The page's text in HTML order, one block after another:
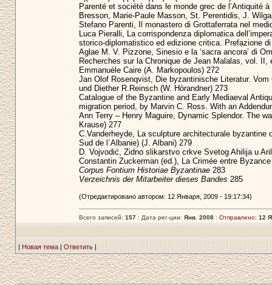
Parenté et société dans le monde grec de l’Antiquité
Bresson, Marie-Paule Masson, St. Perentidis, J.
Stefano Parenti, Il monastero di Grottaferrata nel
Luca Pieralli, La corrispondenza diplomatica
storico-diplomatistico ed edizione critica. Prefazione
Aglae M. V. Pizzone, Sinesio e la ‘sacra ancora’ di
Recherches sur la Chronique de Jean Malalas, vol.
Emmanuèle Caire (A. Markopoulos) 272
Jan Olof Rosenqvist, Die byzantinische Literatur.
und Diether R.Reinsch (W. Hörandner) 273
Catalogue of the Byzantine and Early Mediaeval
migration period, by Marvin C. Ross. With an
Ann Terry – Henry Maguire, Dynamic Splendor. The
Krause) 277
C.Vanderheyde, La sculpture architecturale
Sud de l΄Albanie) (J. Albani) 279
D. Vojvodić, Zidno slikarstvo crkve Svetog Ahilija u
Constantin Zuckerman (ed.), La Crimée entre
Corpus Fontium Historiae Byzantinae 283
Verzeichnis der Mitarbeiter dieses Bandes 285
(Отредактировано автором: 12 Января, 2009 - 19:17:34)
Всего записей: 157: Дата рег-ции: Янв. 2008: Отправлено: 12
| Новая тема|Ответить|